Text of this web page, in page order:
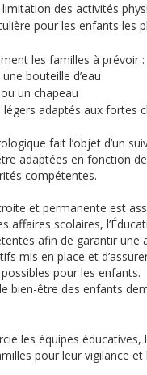
des activités
pour les enfants les
les familles à prévoir :
bouteille d’eau
un chapeau
adaptés aux fortes
fait l’objet d’un
adaptées en fonction de
compétentes.
et permanente est
affaires scolaires,
afin de garantir une
mis en place et
pour les enfants.
bien-être des enfants
les équipes éducatives,
pour leur vigilance